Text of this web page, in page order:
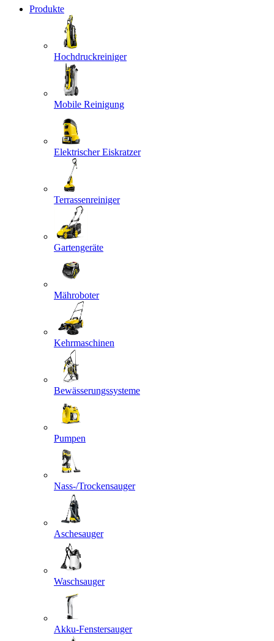
Produkte
Hochdruckreiniger
Mobile Reinigung
Elektrischer Eiskratzer
Terrassenreiniger
Gartengeräte
Mähroboter
Kehrmaschinen
Bewässerungssysteme
Pumpen
Nass-/Trockensauger
Aschesauger
Waschsauger
Akku-Fenstersauger